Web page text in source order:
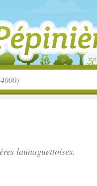
launaguettoises.